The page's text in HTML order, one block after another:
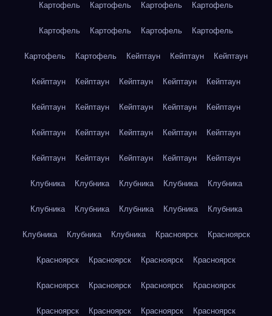
Картофель Картофель Картофель Картофель
Картофель Картофель Картофель Картофель
Картофель Картофель Кейптаун Кейптаун Кейптаун
Кейптаун Кейптаун Кейптаун Кейптаун Кейптаун
Кейптаун Кейптаун Кейптаун Кейптаун Кейптаун
Кейптаун Кейптаун Кейптаун Кейптаун Кейптаун
Кейптаун Кейптаун Кейптаун Кейптаун Кейптаун
Клубника Клубника Клубника Клубника Клубника
Клубника Клубника Клубника Клубника Клубника
Клубника Клубника Клубника Красноярск Красноярск
Красноярск Красноярск Красноярск Красноярск
Красноярск Красноярск Красноярск Красноярск
Красноярск Красноярск Красноярск Красноярск